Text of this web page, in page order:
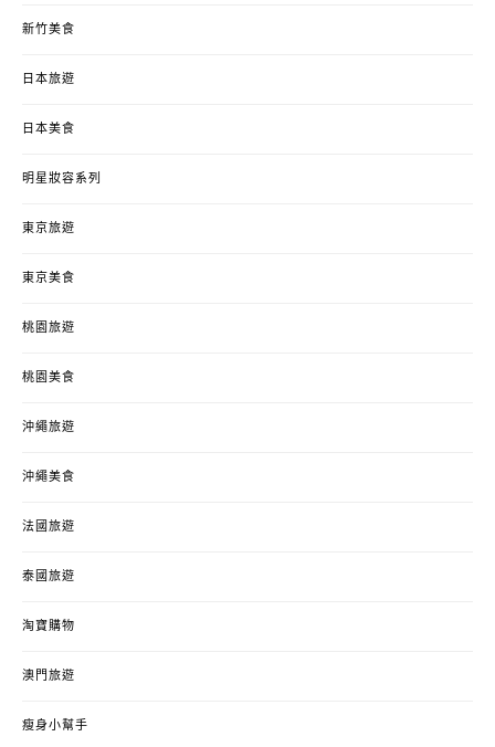
新竹美食
日本旅遊
日本美食
明星妝容系列
東京旅遊
東京美食
桃園旅遊
桃園美食
沖繩旅遊
沖繩美食
法國旅遊
泰國旅遊
淘寶購物
澳門旅遊
瘦身小幫手